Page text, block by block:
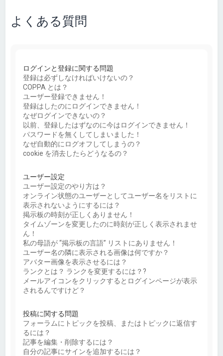
よくある質問
ログインと登録に関する問題
登録は必ずしなければいけないの？
COPPA とは？
ユーザー登録できません！
登録はしたのにログインできません！
なぜログインできないの？
以前、登録したはずなのに今はログインできません！
パスワードを無くしてしまいました！
なぜ自動的にログオフしてしまうの？
cookie を消去したらどうなるの？
ユーザー設定
ユーザー設定のやり方は？
オンライン状態のユーザーとしてユーザー名をリストに
表示されないようにするには？
掲示板の時刻が正しくありません！
タイムゾーンを変更したのに時刻が正しく表示されませ
ん！
私の母語が “掲示板の言語” リストにありません！
ユーザー名の隣に表示される画像は何ですか？
アバター画像を表示させるには？
ランクとは？ ランクを変更するには？?
メールアイコンをクリックするとログインページが表示
されるんですけど？
投稿に関する問題
フォーラムにトピックを投稿、またはトピックに返信す
るには？
記事を編集・削除するには？
自分の記事にサインを追加するには？